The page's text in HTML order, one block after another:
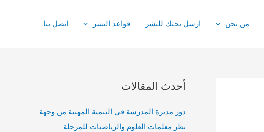
من نحن ارسل بحثك للنشر قواعد النشر اتصل بنا
أحدث المقالات
دور مديرة المدرسة في التنمية المهنية من وجهة
نظر معلمات العلوم والرياضيات للمرحلة